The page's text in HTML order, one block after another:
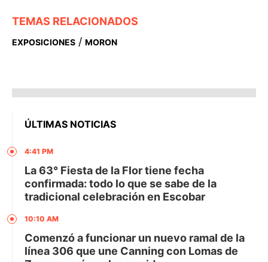
TEMAS RELACIONADOS
EXPOSICIONES / MORON
ÚLTIMAS NOTICIAS
4:41 PM
La 63° Fiesta de la Flor tiene fecha
confirmada: todo lo que se sabe de la
tradicional celebración en Escobar
10:10 AM
Comenzó a funcionar un nuevo ramal de la
línea 306 que une Canning con Lomas de